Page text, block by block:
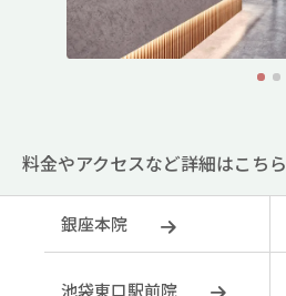
1 2
料金やアクセスなど詳細はこちら
銀座本院
池袋東口駅前院